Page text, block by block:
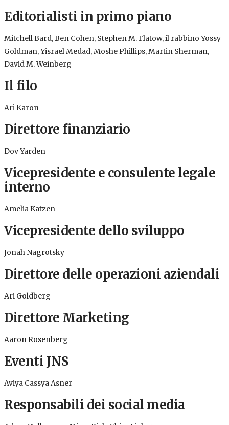
Editorialisti in primo piano
Mitchell Bard, Ben Cohen, Stephen M. Flatow, il rabbino Yossy
Goldman, Yisrael Medad, Moshe Phillips, Martin Sherman,
David M. Weinberg
Il filo
Ari Karon
Direttore finanziario
Dov Yarden
Vicepresidente e consulente legale
interno
Amelia Katzen
Vicepresidente dello sviluppo
Jonah Nagrotsky
Direttore delle operazioni aziendali
Ari Goldberg
Direttore Marketing
Aaron Rosenberg
Eventi JNS
Aviya Cassya Asner
Responsabili dei social media